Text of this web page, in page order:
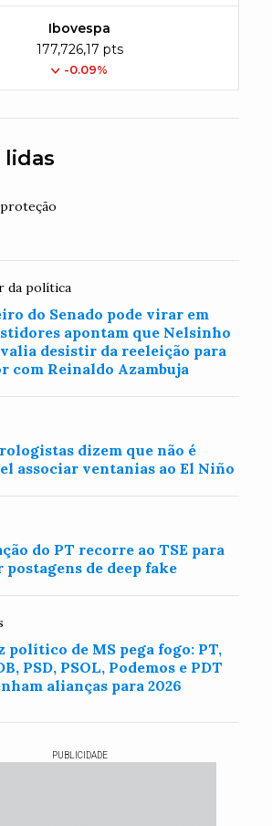
Ibovespa
177,726,17 pts
-0.09%
lidas
da política
do Senado pode virar em
apontam que Nelsinho
desistir da reeleição para
com Reinaldo Azambuja
dizem que não é
associar ventanias ao El Niño
do PT recorre ao TSE para
de deep fake
político de MS pega fogo: PT,
PSD, PSOL, Podemos e PDT
alianças para 2026
PUBLICIDADE